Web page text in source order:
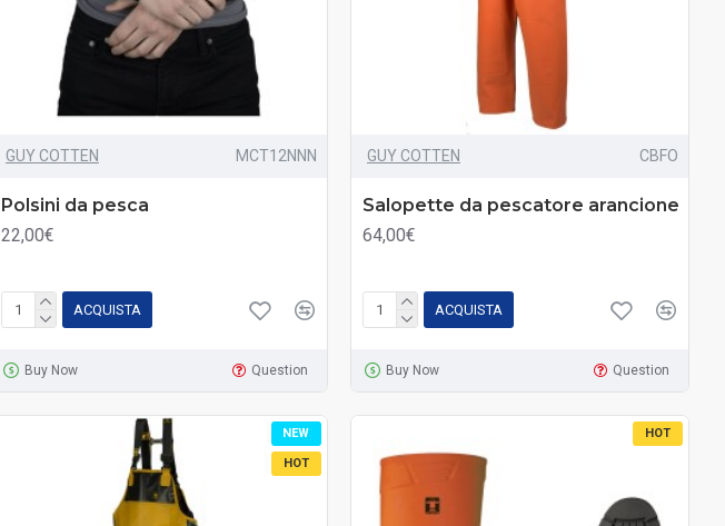
GUY COTTEN MCT12NNN
Polsini da pesca
22,00€
ACQUISTA
Buy Now Question
GUY COTTEN CBFO
Salopette da pescatore arancione
64,00€
ACQUISTA
Buy Now Question
NEW
HOT
HOT